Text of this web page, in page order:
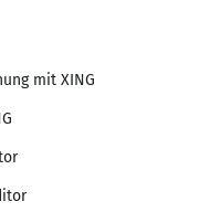
mit XING